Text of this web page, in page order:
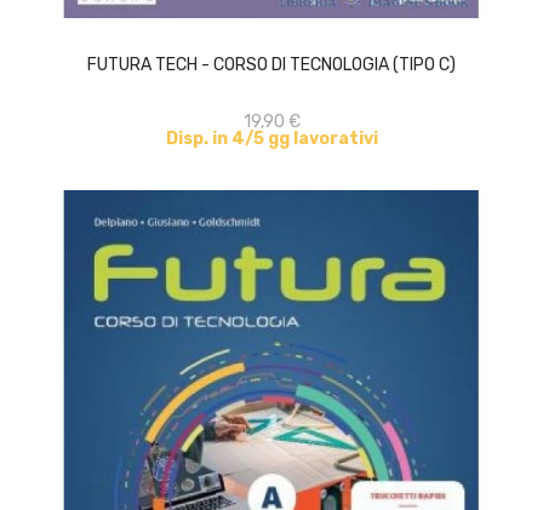
FUTURA TECH - CORSO DI TECNOLOGIA (TIPO C)
19,90 €
Disp. in 4/5 gg lavorativi
ACQUISTA